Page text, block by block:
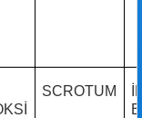
SCROTUM